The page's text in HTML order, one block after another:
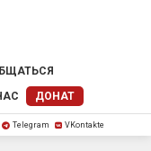
ДОНАТ
Telegram VKontakte